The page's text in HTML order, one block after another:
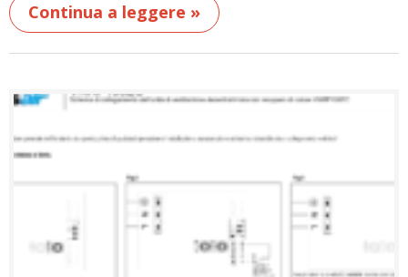
Continua a leggere »